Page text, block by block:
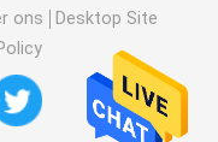
ons
Desktop Site